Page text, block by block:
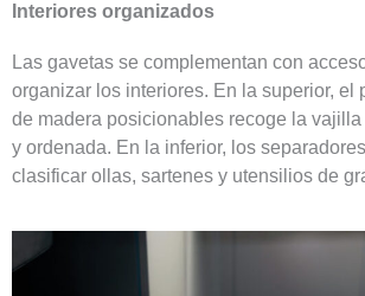
Interiores organizados
Las gavetas se complementan con
organizar los interiores. En la superior, el
de madera posicionables recoge la
y ordenada. En la inferior, los
clasificar ollas, sartenes y utensilios de